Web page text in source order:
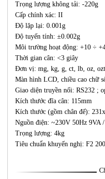
Trọng lượng không tải: -220g
Cấp chính xác: II
Độ lặp lại: 0.001g
Độ tuyến tính: ±0.002g
Môi trường hoạt động: +10 ÷
Thời gian cân: <3 giây
Đơn vị: mg, kg, g, ct, lb, oz,
Màn hình LCD, chiều cao chữ
Giao diện truyền nối: RS232 ;
Kích thước đĩa cân: 115mm
Kích thước (gồm chân đế):
Nguồn điện: ~230V 50Hz 9VA
Trọng lượng: 4kg
Tiêu chuẩn khuyến nghị: F2